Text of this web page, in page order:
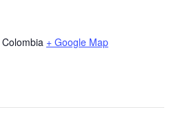
Colombia + Google Map